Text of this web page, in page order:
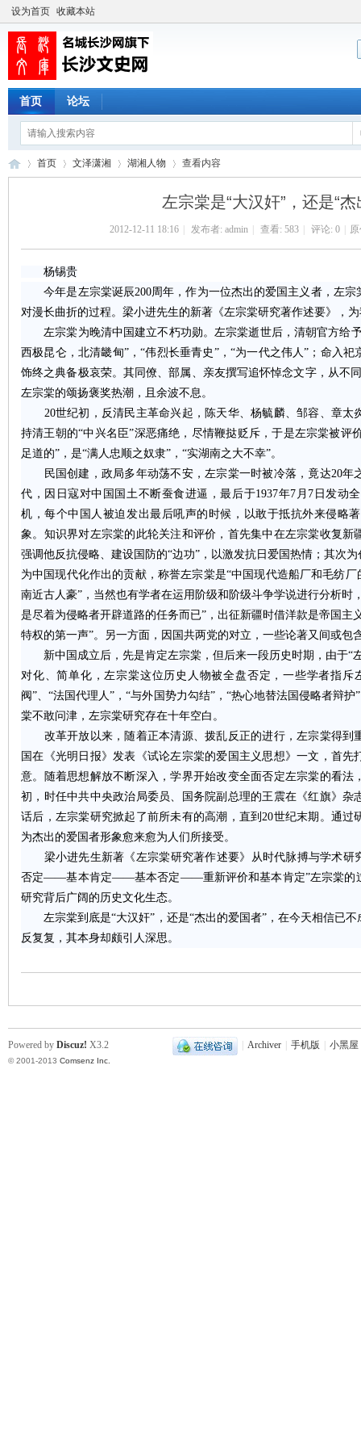
设为首页 收藏本站
首页 论坛
长
首页 文泽潇湘
›
湖湘人物
›
查看内容
左宗棠是“大汉奸”，还是“
2012-12-11 18:16 发布者: admin 查看: 583 评论: 0
杨锡贵
今年是左宗棠诞辰200周年，作为一位杰出的爱国主义者，左宗
对漫长曲折的过程。梁小进先生的新著《左宗棠研究著作述要》，
左宗棠为晚清中国建立不朽功勋。左宗棠逝世后，清朝官方给
西极昆仑，北清畿甸”，“伟烈长垂青史”，“为一代之伟人”；命入
饰终之典备极哀荣。其同僚、部属、亲友撰写追怀悼念文字，从不
左宗棠的颂扬褒奖热潮，且余波不息。
20世纪初，反清民主革命兴起，陈天华、杨毓麟、邹容、章太
持清王朝的“中兴名臣”深恶痛绝，尽情鞭挞贬斥，于是左宗棠被评
足道的”，是“满人忠顺之奴隶”，“实湖南之大不幸”。
民国创建，政局多年动荡不安，左宗棠一时被冷落，竟达20年
代，因日寇对中国国土不断蚕食进逼，最后于1937年7月7日发动
机，每个中国人被迫发出最后吼声的时候，以敢于抵抗外来侵略
象。知识界对左宗棠的此轮关注和评价，首先集中在左宗棠收复
强调他反抗侵略、建设国防的“边功”，以激发抗日爱国热情；其次
为中国现代化作出的贡献，称誉左宗棠是“中国现代造船厂和毛纺
南近古人豪”，当然也有学者在运用阶级和阶级斗争学说进行分析时
是尽着为侵略者开辟道路的任务而已”，出征新疆时借洋款是帝国主
特权的第一声”。另一方面，因国共两党的对立，一些论著又间或包
新中国成立后，先是肯定左宗棠，但后来一段历史时期，由于“
对化、简单化，左宗棠这位历史人物被全盘否定，一些学者指斥
阀”、“法国代理人”，“与外国势力勾结”，“热心地替法国侵略者辩
棠不敢问津，左宗棠研究存在十年空白。
改革开放以来，随着正本清源、拨乱反正的进行，左宗棠得到
国在《光明日报》发表《试论左宗棠的爱国主义思想》一文，首
意。随着思想解放不断深入，学界开始改变全面否定左宗棠的看法
初，时任中共中央政治局委员、国务院副总理的王震在《红旗》
话后，左宗棠研究掀起了前所未有的高潮，直到20世纪末期。通
为杰出的爱国者形象愈来愈为人们所接受。
梁小进先生新著《左宗棠研究著作述要》从时代脉搏与学术研
否定——基本肯定——基本否定——重新评价和基本肯定”左宗棠的
研究背后广阔的历史文化生态。
左宗棠到底是“大汉奸”，还是“杰出的爱国者”，在今天相信已不
反复复，其本身却颇引人深思。
Archiver 手机版 小黑屋
Powered by Discuz! X3.2
© 2001-2013 Comsenz Inc.